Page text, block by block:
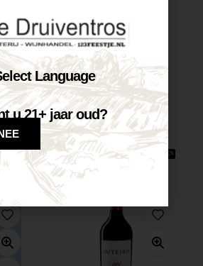
Castelnuovo Merlot-Corvina...
€ 7,25
Op voorraad
VOEG TOE AAN WINKELWAGEN
Language
u 21+ jaar oud?